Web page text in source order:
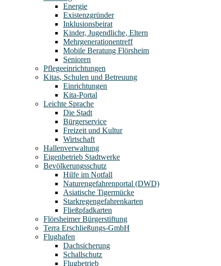
Energie
Existenzgründer
Inklusionsbeirat
Kinder, Jugendliche, Eltern
Mehrgenerationentreff
Mobile Beratung Flörsheim
Senioren
Pflegeeinrichtungen
Kitas, Schulen und Betreuung
Einrichtungen
Kita-Portal
Leichte Sprache
Die Stadt
Bürgerservice
Freizeit und Kultur
Wirtschaft
Hallenverwaltung
Eigenbetrieb Stadtwerke
Bevölkerungsschutz
Hilfe im Notfall
Naturengefahrenportal (DWD)
Asiatische Tigermücke
Starkregengefahrenkarten
Fließpfadkarten
Flörsheimer Bürgerstiftung
Terra Erschließungs-GmbH
Flughafen
Dachsicherung
Schallschutz
Flugbetrieb